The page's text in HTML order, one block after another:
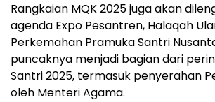
Rangkaian MQK 2025 juga akan
agenda Expo Pesantren, Halaqah
Perkemahan Pramuka Santri
puncaknya menjadi bagian dari
Santri 2025, termasuk penyerahan
oleh Menteri Agama.